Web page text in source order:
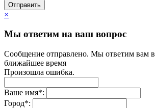
Отправить
×
Мы ответим на ваш вопрос
Сообщение отправлено. Мы ответим вам в
ближайшее время
Произошла ошибка.
Ваше имя*:
Город*: